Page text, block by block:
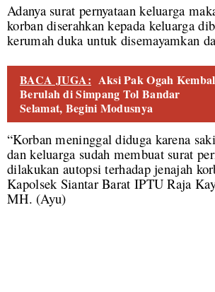
Adanya surat pernyataan keluarga
korban diserahkan kepada keluarga
kerumah duka untuk disemayamkan
BACA JUGA: Aksi Pak Ogah
Berulah di Simpang Tol Bandar
Selamat, Begini Modusnya
“Korban meninggal diduga karena
dan keluarga sudah membuat surat
dilakukan autopsi terhadap jenajah
Kapolsek Siantar Barat IPTU Raja
MH. (Ayu)